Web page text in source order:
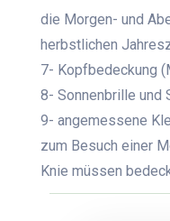
die Morgen- und
herbstlichen
7- Kopfbedeckung
8- Sonnenbrille und
9- angemessene
zum Besuch einer
Knie müssen